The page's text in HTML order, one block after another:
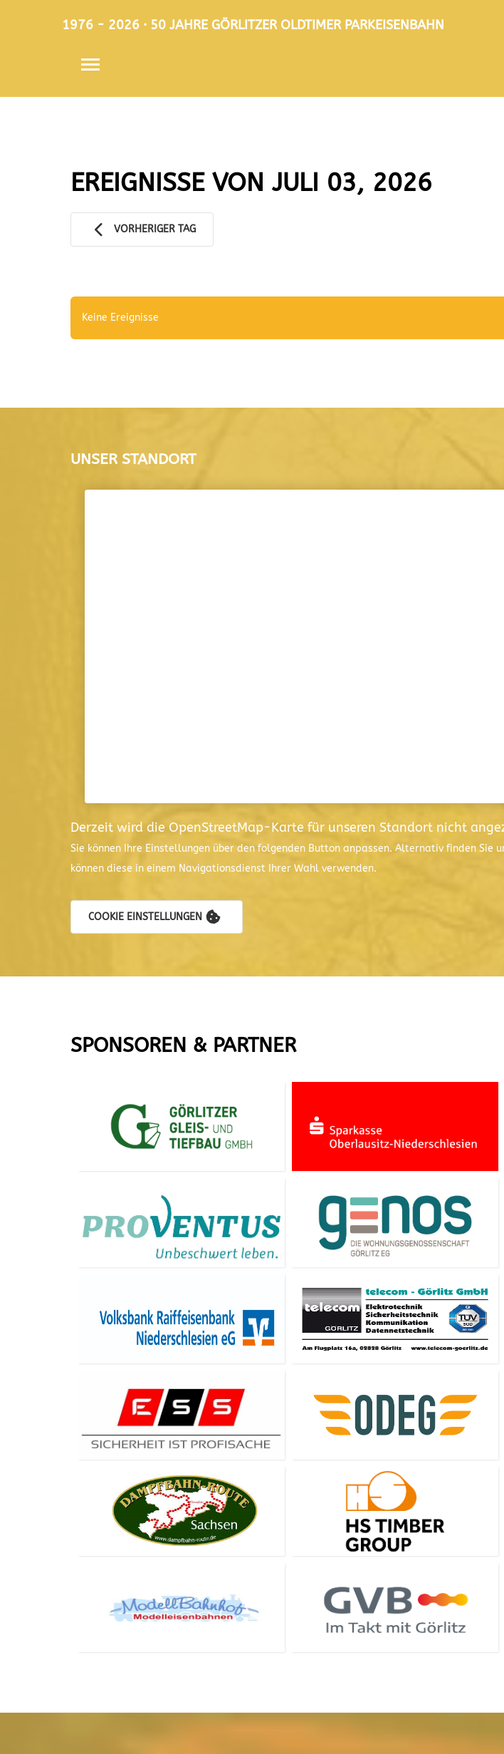
1976 - 2026 · 50 JAHRE GÖRLITZER OLDTIMER PARKEISENBAHN
EREIGNISSE VON JULI 03, 2026
VORHERIGER TAG
Keine Ereignisse
UNSER STANDORT
Derzeit wird die OpenStreetMap-Karte für unseren Standort nicht
Sie können Ihre Einstellungen über den folgenden Button anpassen. Alternativ finden Sie
können diese in einem Navigationsdienst Ihrer Wahl verwenden.
COOKIE EINSTELLUNGEN
SPONSOREN & PARTNER